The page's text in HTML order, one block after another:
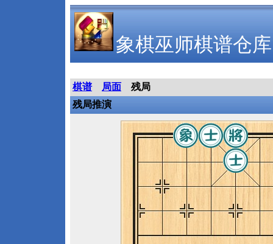
象棋巫师棋谱仓库
棋谱 局面
残局
残局推演